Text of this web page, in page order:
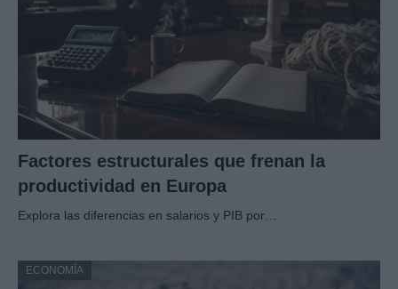
Factores estructurales que frenan la
productividad en Europa
Explora las diferencias en salarios y PIB por…
ECONOMÍA